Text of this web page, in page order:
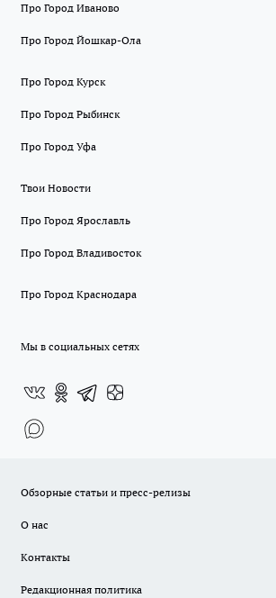
Про Город Иваново
Про Город Йошкар-Ола
Про Город Курск
Про Город Рыбинск
Про Город Уфа
Твои Новости
Про Город Ярославль
Про Город Владивосток
Про Город Краснодара
Мы в социальных сетях
Обзорные статьи и пресс-релизы
О нас
Контакты
Редакционная политика